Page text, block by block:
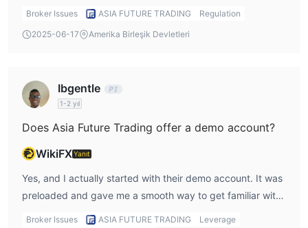
aracılığıyla para yatırma ve çekme işlemlerini destekler.
a demo account. I also found their educational resources
Broker Issues ASIA FUTURE TRADING
Regulation
2025-06-17
Amerika Birleşik Devletleri
Ibgentle
1-2 yıl
Does Asia Future Trading offer a demo account?
WikiFXYanıt
Yes, and I actually started with their demo account. It was
preloaded and gave me a smooth way to get familiar with
their MT5 platform before risking real funds.
Broker Issues ASIA FUTURE TRADING
Leverage